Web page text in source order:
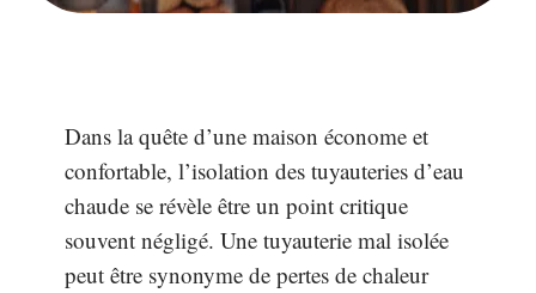
Dans la quête d’une maison économe et
confortable, l’isolation des tuyauteries d’eau
chaude se révèle être un point critique
souvent négligé. Une tuyauterie mal isolée
peut être synonyme de pertes de chaleur